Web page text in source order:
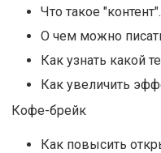
Что такое "контент".
О чем можно
Как узнать какой
Как увеличить
Кофе-брейк
Как повысить